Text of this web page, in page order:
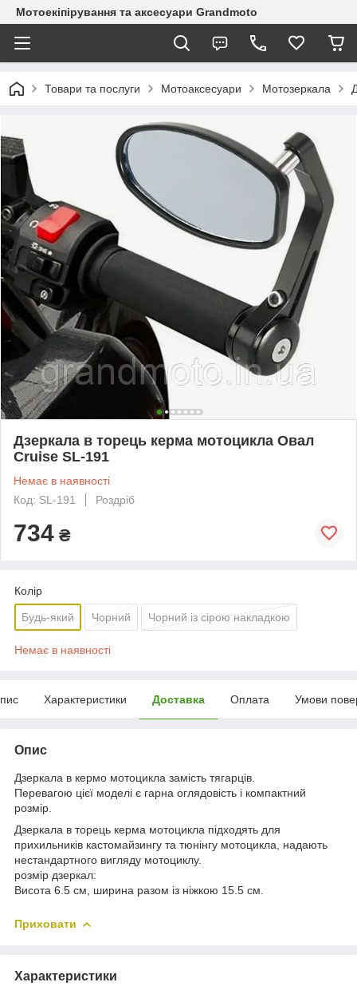
Мотоекіпірування та аксесуари Grandmoto
Товари та послуги Мотоаксесуари Мотозеркала
Дзеркала в торець керма мотоцикла Овал
Cruise SL-191
Немає в наявності
Код: SL-191
Роздріб
734 ₴
Колір
Будь-який Чорний Чорний із сірою накладкою
Немає в наявності
Характеристики Доставка Оплата Умови
Опис
Дзеркала в кермо мотоцикла замість тягарців.
Перевагою цієї моделі є гарна оглядовість і компактний
розмір.
Дзеркала в торець керма мотоцикла підходять для
прихильників кастомайзингу та тюнінгу мотоцикла, надають
нестандартного вигляду мотоциклу.
розмір дзеркал:
Висота 6.5 см, ширина разом із ніжкою 15.5 см.
Приховати
Характеристики